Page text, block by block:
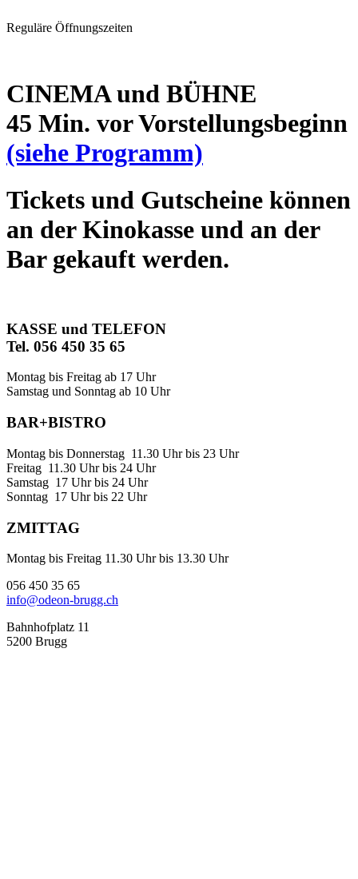
Reguläre Öffnungszeiten
CINEMA und BÜHNE
45 Min. vor Vorstellungsbeginn
(siehe Programm)
Tickets und Gutscheine können
an der Kinokasse und an der
Bar gekauft werden.
KASSE und TELEFON
Tel. 056 450 35 65
Montag bis Freitag ab 17 Uhr
Samstag und Sonntag ab 10 Uhr
BAR+BISTRO
Montag bis Donnerstag 11.30 Uhr bis 23 Uhr
Freitag 11.30 Uhr bis 24 Uhr
Samstag 17 Uhr bis 24 Uhr
Sonntag 17 Uhr bis 22 Uhr
ZMITTAG
Montag bis Freitag 11.30 Uhr bis 13.30 Uhr
056 450 35 65
info@odeon-brugg.ch
Bahnhofplatz 11
5200 Brugg